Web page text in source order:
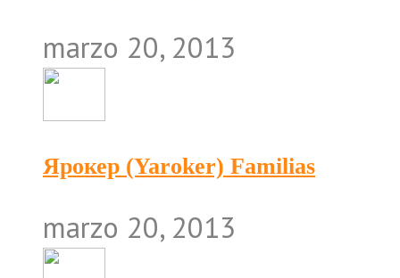
marzo 20, 2013
Ярокер (Yaroker) Familias
marzo 20, 2013